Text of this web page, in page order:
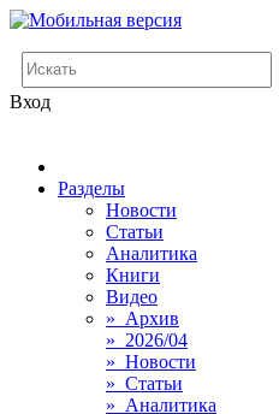
Вход
Разделы
Новости
Статьи
Аналитика
Книги
Видео
» Архив
» 2026/04
» Новости
» Статьи
» Аналитика